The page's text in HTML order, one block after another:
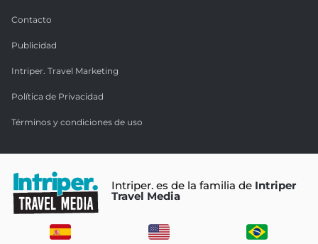
Contacto
Publicidad
Intriper. Travel Marketing
Política de Privacidad
Términos y condiciones de uso
Intriper. es de la familia de Intriper
Travel Media